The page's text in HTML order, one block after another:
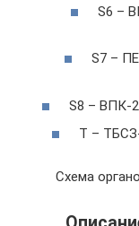
S6 –
S7 –
S8 – ВПК-
Т –
Схема